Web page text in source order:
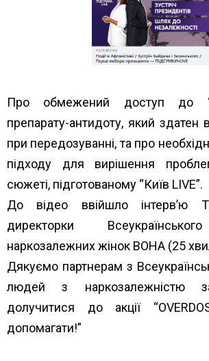
Про обмежений доступ до
препарату-антидоту, який здатен
при передозуванні, та про
підходу для вирішення
сюжеті, підготованому “Київ LIVE”.
До відео ввійшло інтерв’ю
директорки
наркозалежних жінок ВОНА (25
Дякуємо партнерам з
людей з наркозалежністюза
долучитися до акції
допомагати!”